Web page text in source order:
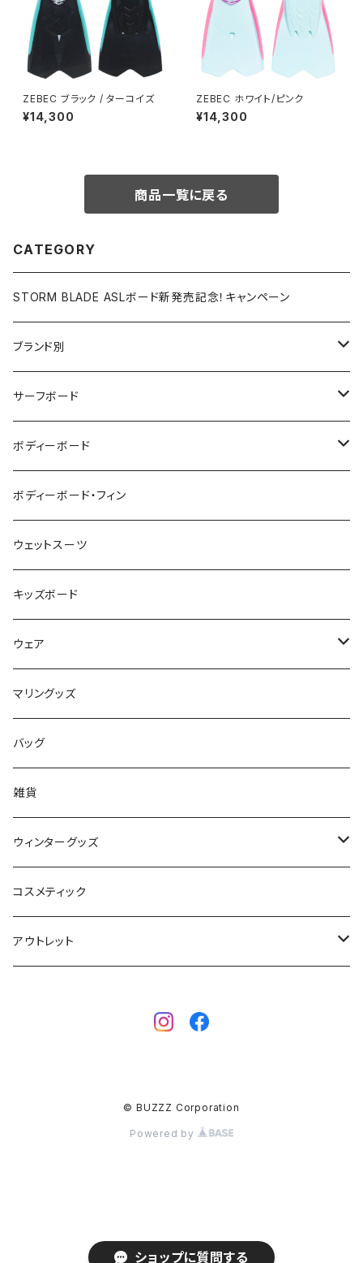
ショップに質問する
ZEBEC ブラック / ターコイズ
¥14,300
ZEBEC ホワイト/ピンク
¥14,300
商品一覧に戻る
CATEGORY
STORM BLADE ASLボード新発売記念！キャンペーン
ブランド別
V-BODY BOARDS
ZEBEC
pride.m
FLOCO
Mermaid & Guys
UNDERSERIES
TABIE REVO
AQA
STORMBLADE
サーフボード
SUP
BBS / EAU WETSUITS
GO NATURE
MAHALO
サーフボード
サーフボード
フィン
サーフボードアクセサリー
ボディーボード
ボディーボード
BBフィン
BBアクセサリー
コイルコード
ボードケース
ボディーボード・フィン
ウェットスーツ
キッズボード
ウェア
メンズ
レディース
キッズ
マリングッズ
バッグ
雑貨
ウィンターグッズ
ブーツ
グローブ
コスメティック
アウトレット
© BUZZZ Corporation
Powered by